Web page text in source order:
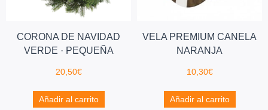
CORONA DE NAVIDAD
VERDE · PEQUEÑA
20,50€
Añadir al carrito
VELA PREMIUM CANELA
NARANJA
10,30€
Añadir al carrito